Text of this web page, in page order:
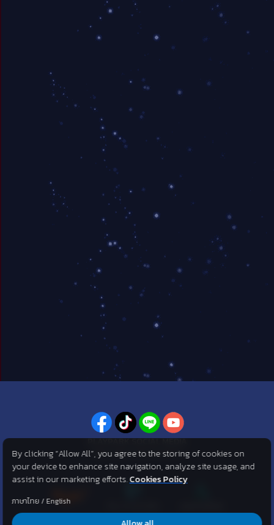
PLAYPARK SOCIAL MEDIA
ไม่พลาดทุกข่าวสารจาก PlayPark
By clicking “Allow All”, you agree to the storing of cookies on
your device to enhance site navigation, analyze site usage, and
assist in our marketing efforts.Cookies Policy
ภาษาไทย / English